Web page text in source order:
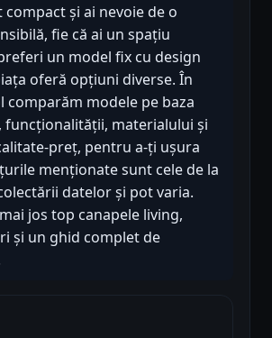
și ai nevoie de o
fie că ai un spațiu
un model fix cu design
oferă opțiuni diverse. În
comparăm modele pe baza
materialului și
preț, pentru a-ți ușura
menționate sunt cele de la
datelor și pot varia.
jos top canapele living,
și un ghid complet de